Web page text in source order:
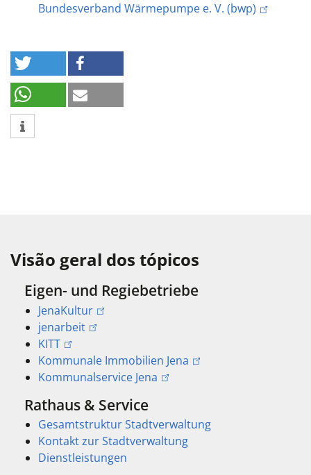
Bundesverband Wärmepumpe e. V. (bwp)
Visão geral dos tópicos
Eigen- und Regiebetriebe
JenaKultur
jenarbeit
KITT
Kommunale Immobilien Jena
Kommunalservice Jena
Rathaus & Service
Gesamtstruktur Stadtverwaltung
Kontakt zur Stadtverwaltung
Dienstleistungen